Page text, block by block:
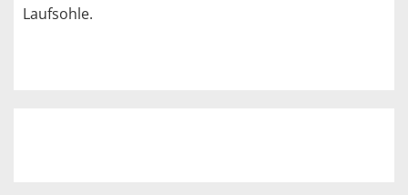
Laufsohle.